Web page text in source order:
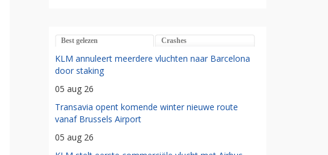
Best gelezen Crashes
KLM annuleert meerdere vluchten naar Barcelona
door staking
05 aug 26
Transavia opent komende winter nieuwe route
vanaf Brussels Airport
05 aug 26